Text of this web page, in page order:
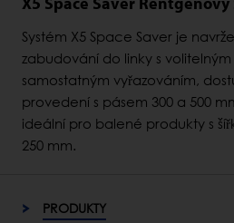
Systém X5 Space Saver je
zabudování do linky s volitelným
samostatným vyřazováním,
provedení s pásem 300 a 500
ideální pro balené produkty s
250 mm.
PRODUKTY